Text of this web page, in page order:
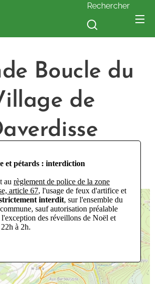
et pétards : interdiction
au règlement de police de la zone
article 67, l'usage de feux d'artifice et
interdit, sur l'ensemble du
sauf autorisation préalable
l'exception des réveillons de Noël et
à 2h.
Rechercher
Boucle du
de
balisé